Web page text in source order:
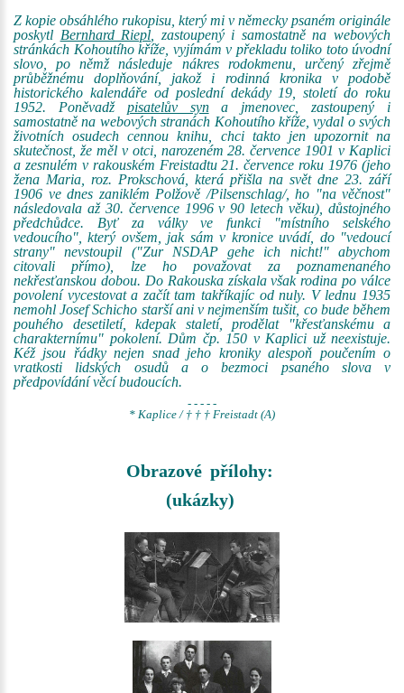
Z kopie obsáhlého rukopisu, který mi v německy psaném originále
poskytl Bernhard Riepl , zastoupený i samostatně na webových
stránkách Kohoutího kříže, vyjímám v překladu toliko toto úvodní
slovo, po němž následuje nákres rodokmenu, určený zřejmě
průběžnému doplňování, jakož i rodinná kronika v podobě
historického kalendáře od poslední dekády 19, století do roku
1952. Poněvadž pisatelův syna jmenovec, zastoupený i
samostatně na webových stranách Kohoutího kříže, vydal o svých
životních osudech cennou knihu, chci takto jen upozornit na
skutečnost, že měl v otci, narozeném 28. července 1901 v Kaplici
a zesnulém v rakouském Freistadtu 21. července roku 1976 (jeho
žena Maria, roz. Prokschová, která přišla na svět dne 23. září
1906 ve dnes zaniklém Polžově /Pilsenschlag/, ho "na věčnost"
následovala až 30. července 1996 v 90 letech věku), důstojného
předchůdce. Byť za války ve funkci "místního selského
vedoucího", který ovšem, jak sám v kronice uvádí, do "vedoucí
strany" nevstoupil ("Zur NSDAP gehe ich nicht!" abychom
citovali přímo), lze ho považovat za poznamenaného
nekřesťanskou dobou. Do Rakouska získala však rodina po válce
povolení vycestovat a začít tam takříkajíc od nuly. V lednu 1935
nemohl Josef Schicho starší ani v nejmenším tušit, co bude během
pouhého desetiletí, kdepak staletí, prodělat "křesťanskému a
charakternímu" pokolení. Dům čp. 150 v Kaplici už neexistuje.
Kéž jsou řádky nejen snad jeho kroniky alespoň poučením o
vratkosti lidských osudů a o bezmoci psaného slova v
předpovídání věcí budoucích.
- - - - -
* Kaplice / † † † Freistadt (A)
Obrazové přílohy:
(ukázky)